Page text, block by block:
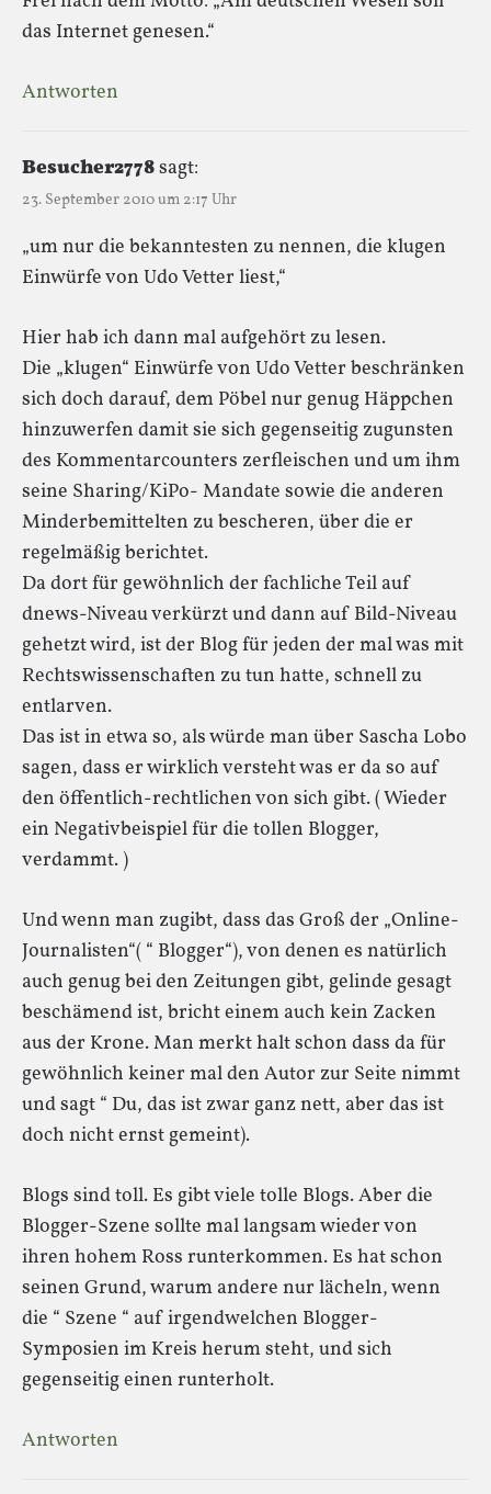
das Internet genesen.“
Antworten
Besucher2778sagt:
23. September 2010 um 2:17 Uhr
„um nur die bekanntesten zu nennen, die klugen
Einwürfe von Udo Vetter liest,“
Hier hab ich dann mal aufgehört zu lesen.
Die „klugen“ Einwürfe von Udo Vetter beschränken
sich doch darauf, dem Pöbel nur genug Häppchen
hinzuwerfen damit sie sich gegenseitig zugunsten
des Kommentarcounters zerfleischen und um ihm
seine Sharing/KiPo- Mandate sowie die anderen
Minderbemittelten zu bescheren, über die er
regelmäßig berichtet.
Da dort für gewöhnlich der fachliche Teil auf
dnews-Niveau verkürzt und dann auf Bild-Niveau
gehetzt wird, ist der Blog für jeden der mal was mit
Rechtswissenschaften zu tun hatte, schnell zu
entlarven.
Das ist in etwa so, als würde man über Sascha Lobo
sagen, dass er wirklich versteht was er da so auf
den öffentlich-rechtlichen von sich gibt. ( Wieder
ein Negativbeispiel für die tollen Blogger,
verdammt. )
Und wenn man zugibt, dass das Groß der „Online-
Journalisten“( “ Blogger“), von denen es natürlich
auch genug bei den Zeitungen gibt, gelinde gesagt
beschämend ist, bricht einem auch kein Zacken
aus der Krone. Man merkt halt schon dass da für
gewöhnlich keiner mal den Autor zur Seite nimmt
und sagt “ Du, das ist zwar ganz nett, aber das ist
doch nicht ernst gemeint).
Blogs sind toll. Es gibt viele tolle Blogs. Aber die
Blogger-Szene sollte mal langsam wieder von
ihren hohem Ross runterkommen. Es hat schon
seinen Grund, warum andere nur lächeln, wenn
die “ Szene “ auf irgendwelchen Blogger-
Symposien im Kreis herum steht, und sich
gegenseitig einen runterholt.
Antworten